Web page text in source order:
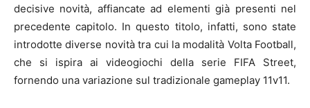
decisive novità, affiancate ad elementi già presenti nel
precedente capitolo. In questo titolo, infatti, sono state
introdotte diverse novità tra cui la modalità Volta Football,
che si ispira ai videogiochi della serie FIFA Street,
fornendo una variazione sul tradizionale gameplay 11v11.